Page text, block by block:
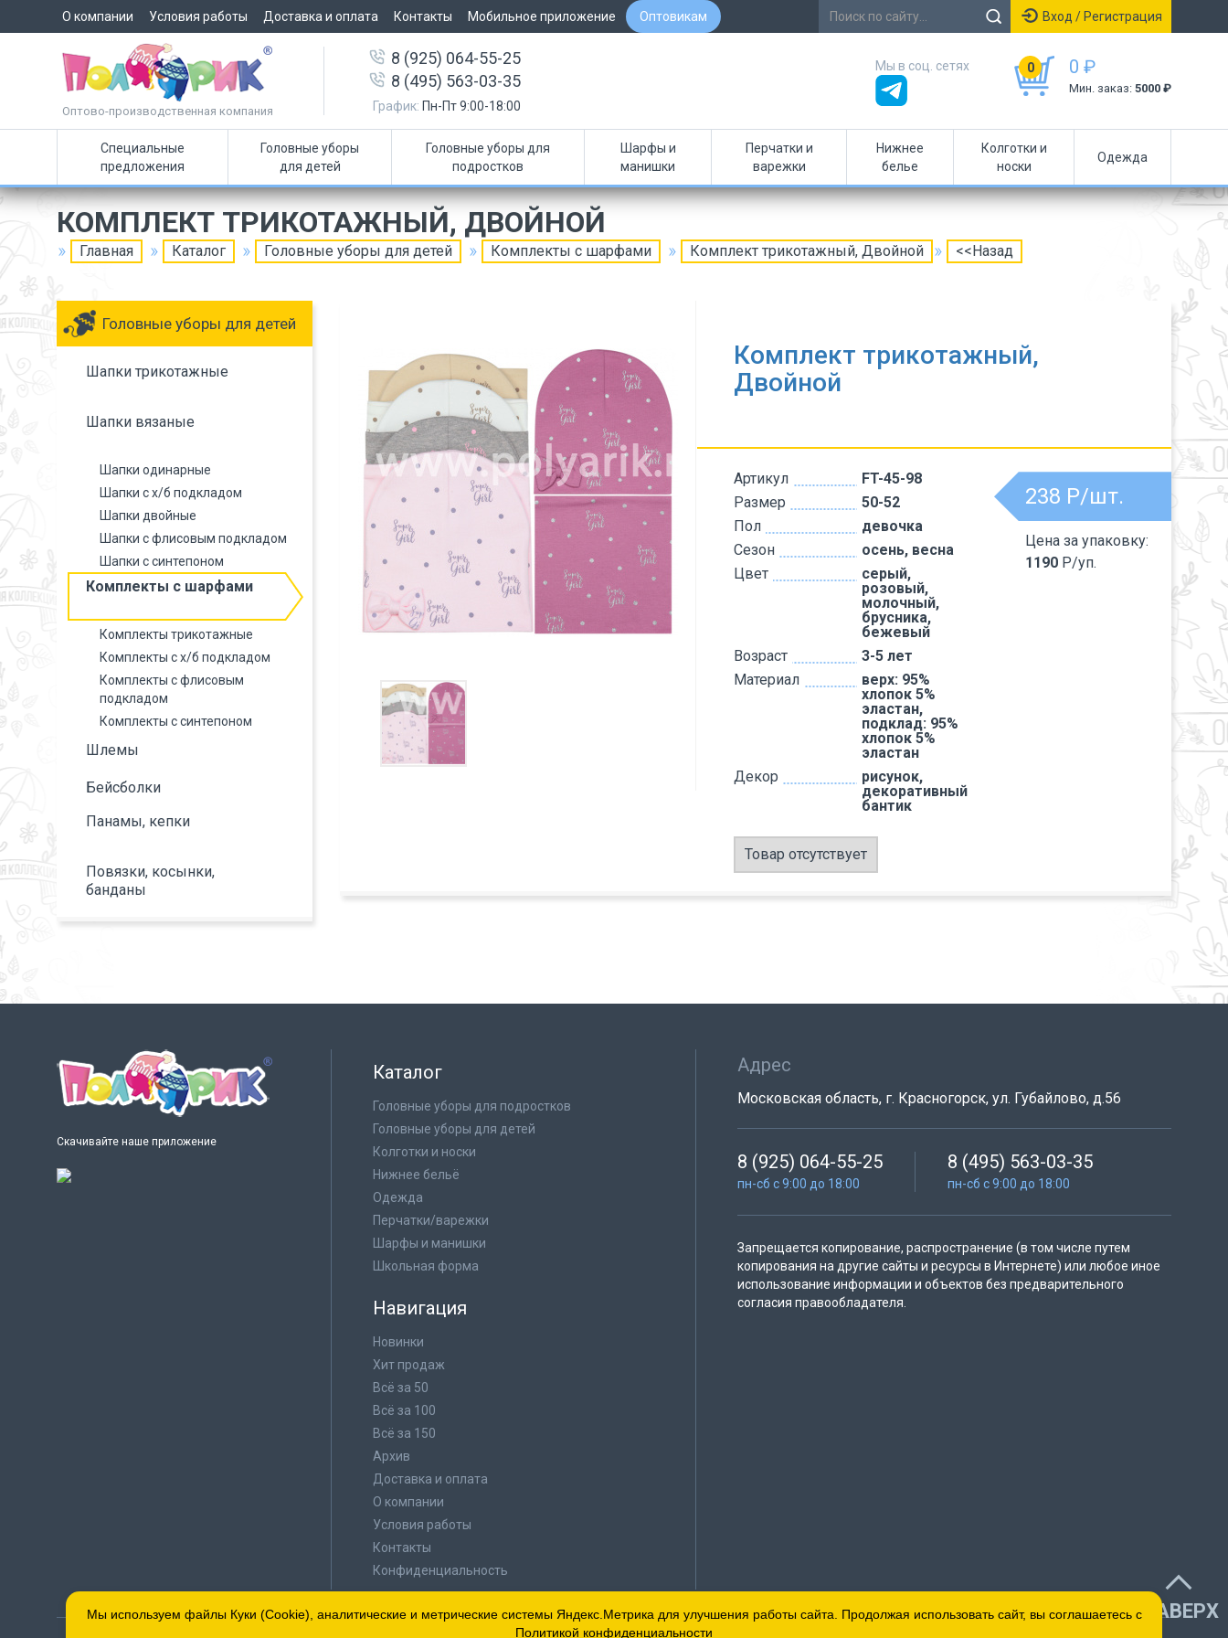
О компании Условия работы Доставка и оплата Контакты Мобильное приложение Оптовикам Вход / Регистрация
Оптово-производственная компания
8 (925) 064-55-25
8 (495) 563-03-35
График: Пн-Пт 9:00-18:00
0 0 ₽
Мин. заказ: 5000 ₽
Мы в соц. сетях
Специальные
предложения
Головные уборы
для детей
Головные уборы для
подростков
Шарфы и
манишки
Перчатки и
варежки
Нижнее
белье
Колготки и
носки
Одежда
КОМПЛЕКТ ТРИКОТАЖНЫЙ, ДВОЙНОЙ
Главная Каталог Головные уборы для детей Комплекты с шарфами Комплект трикотажный, Двойной <<Назад
Головные уборы для детей
Шапки трикотажные
Шапки вязаные
Шапки одинарные
Шапки с х/б подкладом
Шапки двойные
Шапки с флисовым подкладом
Шапки с синтепоном
Комплекты с шарфами
Комплекты трикотажные
Комплекты с х/б подкладом
Комплекты с флисовым
подкладом
Комплекты с синтепоном
Шлемы
Бейсболки
Панамы, кепки
Повязки, косынки,
банданы
Комплект трикотажный,
Двойной
Артикул
FT-45-98
Размер
50-52
Пол
девочка
Сезон
осень, весна
Цвет
серый,
розовый,
молочный,
брусника,
бежевый
Возраст
3-5 лет
Материал
верх: 95%
хлопок 5%
эластан,
подклад: 95%
хлопок 5%
эластан
Декор
рисунок,
декоративный
бантик
238 Р/шт.
Цена за упаковку:
1190 Р/уп.
Товар отсутствует
Скачивайте наше приложение
Каталог
Головные уборы для подростков
Головные уборы для детей
Колготки и носки
Нижнее бельё
Одежда
Перчатки/варежки
Шарфы и манишки
Школьная форма
Навигация
Новинки
Хит продаж
Всё за 50
Всё за 100
Всё за 150
Архив
Доставка и оплата
О компании
Условия работы
Контакты
Конфиденциальность
Адрес
Московская область, г. Красногорск, ул. Губайлово, д.56
8 (925) 064-55-25
пн-сб с 9:00 до 18:00
8 (495) 563-03-35
пн-сб с 9:00 до 18:00
Запрещается копирование, распространение (в том числе путем
копирования на другие сайты и ресурсы в Интернете) или любое иное
использование информации и объектов без предварительного
согласия правообладателя.
НАВЕРХ
Мы используем файлы Куки (Cookie), аналитические и метрические системы Яндекс.Метрика для улучшения работы сайта. Продолжая использовать сайт, вы соглашаетесь с
Политикой конфиденциальности